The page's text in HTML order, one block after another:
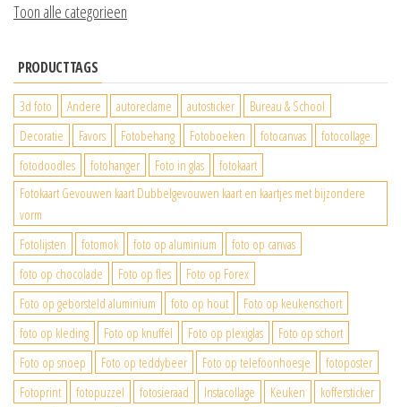
Toon alle categorieen
PRODUCTTAGS
3d foto Andere autoreclame autosticker
Bureau & School
Decoratie
Favors Fotobehang Fotoboeken fotocanvas
fotocollage
fotodoodles
fotohanger Foto in glas
fotokaart
Fotokaart Gevouwen kaart Dubbelgevouwen kaart en kaartjes met bijzondere
vorm
Fotolijsten
fotomok foto op aluminium
foto op canvas
foto op chocolade
Foto op fles
Foto op Forex
Foto op geborsteld aluminium
foto op hout
Foto op keukenschort
foto op kleding
Foto op knuffel Foto op plexiglas
Foto op schort
Foto op snoep
Foto op teddybeer Foto op telefoonhoesje
fotoposter
Fotoprint
fotopuzzel fotosieraad Instacollage Keuken
koffersticker